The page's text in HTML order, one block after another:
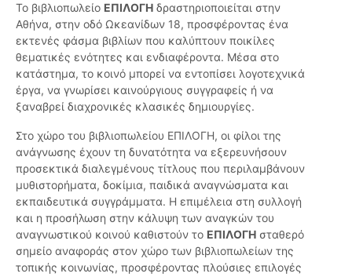
Το βιβλιοπωλείο ΕΠΙΛΟΓΗ δραστηριοποιείται στην
Αθήνα, στην οδό Ωκεανίδων 18, προσφέροντας ένα
εκτενές φάσμα βιβλίων που καλύπτουν ποικίλες
θεματικές ενότητες και ενδιαφέροντα. Μέσα στο
κατάστημα, το κοινό μπορεί να εντοπίσει λογοτεχνικά
έργα, να γνωρίσει καινούργιους συγγραφείς ή να
ξαναβρεί διαχρονικές κλασικές δημιουργίες.
Στο χώρο του βιβλιοπωλείου ΕΠΙΛΟΓΗ, οι φίλοι της
ανάγνωσης έχουν τη δυνατότητα να εξερευνήσουν
προσεκτικά διαλεγμένους τίτλους που περιλαμβάνουν
μυθιστορήματα, δοκίμια, παιδικά αναγνώσματα και
εκπαιδευτικά συγγράμματα. Η επιμέλεια στη συλλογή
και η προσήλωση στην κάλυψη των αναγκών του
αναγνωστικού κοινού καθιστούν το ΕΠΙΛΟΓΗ σταθερό
σημείο αναφοράς στον χώρο των βιβλιοπωλείων της
τοπικής κοινωνίας, προσφέροντας πλούσιες επιλογές